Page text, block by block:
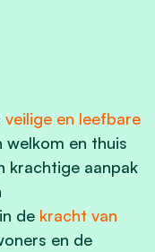
veilige en leefbare
welkom en thuis
krachtige aanpak
de kracht van
en de